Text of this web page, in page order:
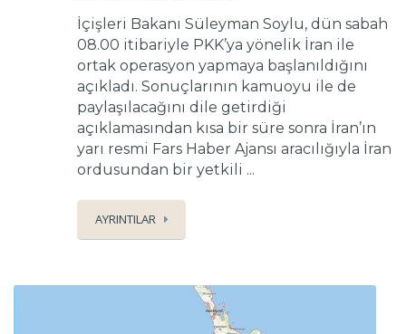
İçişleri Bakanı Süleyman Soylu, dün sabah
08.00 itibariyle PKK’ya yönelik İran ile
ortak operasyon yapmaya başlanıldığını
açıkladı. Sonuçlarının kamuoyu ile de
paylaşılacağını dile getirdiği
açıklamasından kısa bir süre sonra İran’ın
yarı resmi Fars Haber Ajansı aracılığıyla İran
ordusundan bir yetkili ...
AYRINTILAR